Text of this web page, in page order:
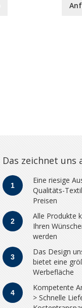
Das zeichnet uns
1
Eine riesige
Qualitäts-
Preisen
2
Alle Produkte
Ihren
werden
3
Das Design
bietet eine
Werbefläche
4
Kompetente
> Schnelle